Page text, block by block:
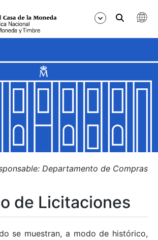
Departamento de Compras
de Licitaciones
se muestran, a modo de histórico,